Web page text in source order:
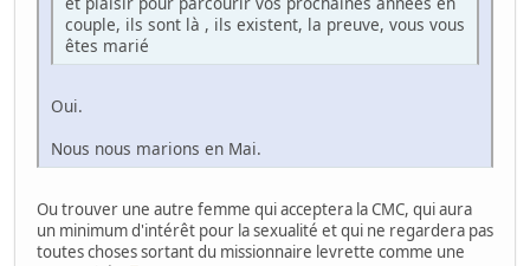
couple, ils sont là , ils existent, la preuve, vous vous
êtes marié
Oui.
Nous nous marions en Mai.
Ou trouver une autre femme qui acceptera la CMC, qui aura
un minimum d'intérêt pour la sexualité et qui ne regardera pas
toutes choses sortant du missionnaire levrette comme une